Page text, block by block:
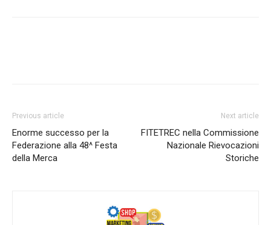
Previous article
Enorme successo per la
Federazione alla 48^ Festa
della Merca
Next article
FITETREC nella Commissione
Nazionale Rievocazioni
Storiche